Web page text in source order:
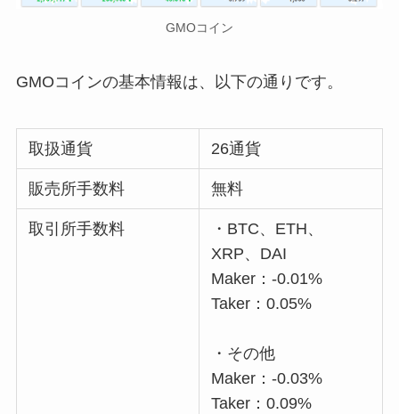
GMOコイン
GMOコインの基本情報は、以下の通りです。
取扱通貨 26通貨
販売所手数料 無料
取引所手数料
・BTC、ETH、
XRP、DAI
Maker：-0.01%
Taker：0.05%
・その他
Maker：-0.03%
Taker：0.09%